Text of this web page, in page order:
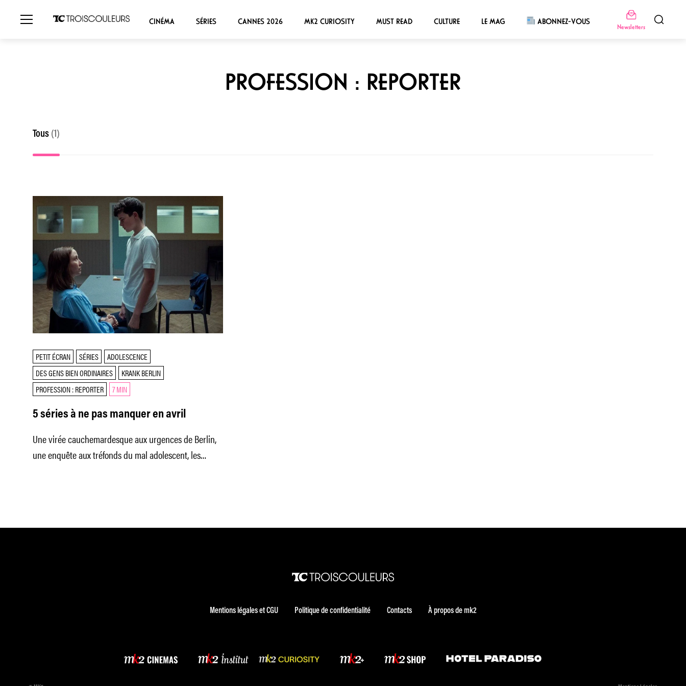
CINÉMA SÉRIES CANNES 2026 MK2 CURIOSITY MUST READ CULTURE LE MAG ABONNEZ-VOUS
Newsletters
PROFESSION : REPORTER
Tous (1)
PETIT ÉCRAN SÉRIES
ADOLESCENCE
DES GENS BIEN ORDINAIRES
KRANK BERLIN
PROFESSION : REPORTER
7 MIN
5 séries à ne pas manquer en avril
Une virée cauchemardesque aux urgences de Berlin,
une enquête aux tréfonds du mal adolescent, les
Mentions légales et CGU Politique de confidentialité Contacts À propos de mk2